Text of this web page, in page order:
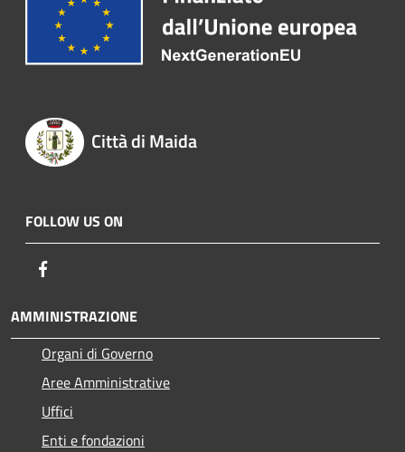
Città di Maida
FOLLOW US ON
AMMINISTRAZIONE
Organi di Governo
Aree Amministrative
Uffici
Enti e fondazioni